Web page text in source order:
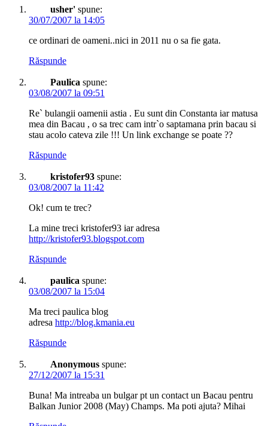
usher' spune:
30/07/2007 la 14:05
ce ordinari de oameni..nici in 2011 nu o sa fie gata.
Răspunde
Paulica spune:
03/08/2007 la 09:51
Re` bulangii oamenii astia . Eu sunt din Constanta iar matusa
mea din Bacau , o sa trec cam intr`o saptamana prin bacau si
stau acolo cateva zile !!! Un link exchange se poate ??
Răspunde
kristofer93 spune:
03/08/2007 la 11:42
Ok! cum te trec?
La mine treci kristofer93 iar adresa
http://kristofer93.blogspot.com
Răspunde
paulica spune:
03/08/2007 la 15:04
Ma treci paulica blog
adresa http://blog.kmania.eu
Răspunde
Anonymous spune:
27/12/2007 la 15:31
Buna! Ma intreaba un bulgar pt un contact un Bacau pentru
Balkan Junior 2008 (May) Champs. Ma poti ajuta? Mihai